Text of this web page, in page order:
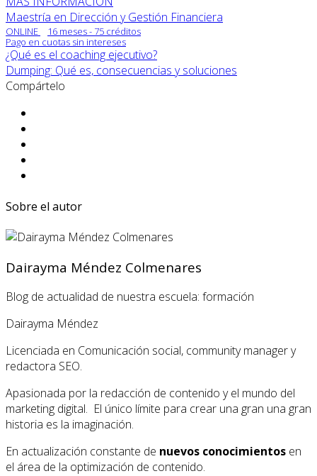
Maestría en Dirección y Gestión Financiera
ONLINE
16 meses - 75 créditos
Pago en cuotas sin intereses
¿Qué es el coaching ejecutivo?
Dumping: Qué es, consecuencias y soluciones
Compártelo
Sobre el autor
Dairayma Méndez Colmenares
Blog de actualidad de nuestra escuela: formación
Dairayma Méndez
Licenciada en Comunicación social, community manager y
redactora SEO.
Apasionada por la redacción de contenido y el mundo del
marketing digital. El único límite para crear una gran una gran
historia es la imaginación.
En actualización constante de nuevos conocimientos en
el área de la optimización de contenido.